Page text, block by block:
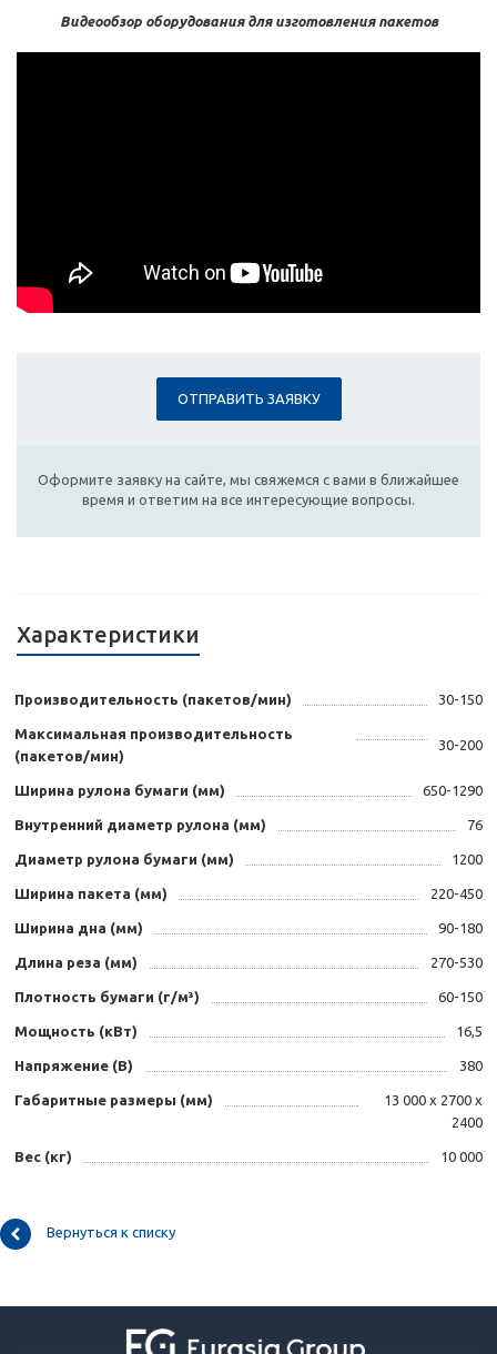
Видеообзор оборудования для изготовления пакетов
ОТПРАВИТЬ ЗАЯВКУ
Оформите заявку на сайте, мы свяжемся с вами в ближайшее
время и ответим на все интересующие вопросы.
Характеристики
Производительность (пакетов/мин) 30-150
Максимальная производительность
(пакетов/мин)
30-200
Ширина рулона бумаги (мм) 650-1290
Внутренний диаметр рулона (мм) 76
Диаметр рулона бумаги (мм) 1200
Ширина пакета (мм) 220-450
Ширина дна (мм) 90-180
Длина реза (мм) 270-530
Плотность бумаги (г/м³) 60-150
Мощность (кВт) 16,5
Напряжение (B) 380
Габаритные размеры (мм)
13 000 х 2700 х
2400
Вес (кг) 10 000
Вернуться к списку